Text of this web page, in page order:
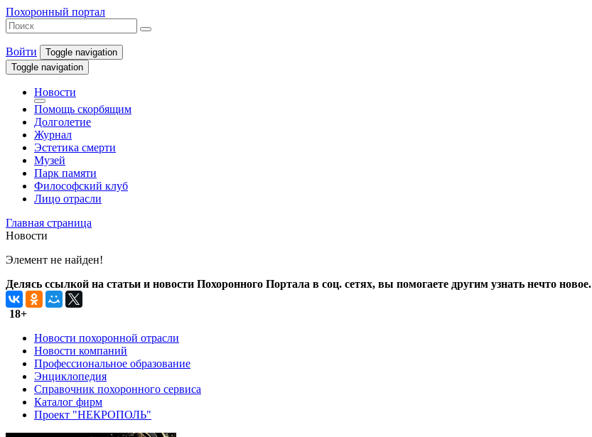
Похоронный портал
Войти
Toggle navigation
Toggle navigation
Новости
Помощь скорбящим
Долголетие
Журнал
Эстетика смерти
Музей
Парк памяти
Философский клуб
Лицо отрасли
Главная страница
Новости
Элемент не найден!
Делясь ссылкой на статьи и новости Похоронного Портала в соц. сетях, вы помогаете другим узнать нечто новое.
18+
Новости похоронной отрасли
Новости компаний
Профессиональное образование
Энциклопедия
Справочник похоронного сервиса
Каталог фирм
Проект "НЕКРОПОЛЬ"